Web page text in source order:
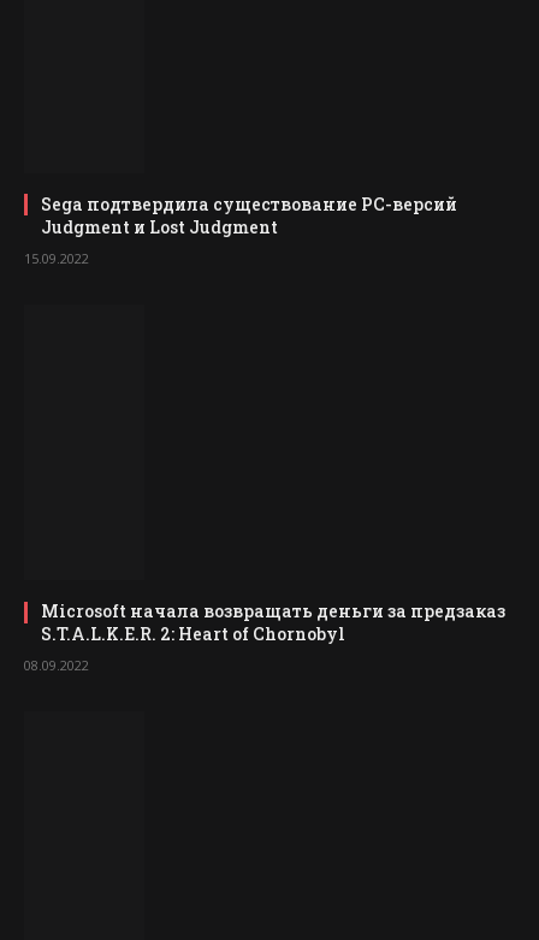
Sega подтвердила существование PC-версий
Judgment и Lost Judgment
15.09.2022
Microsoft начала возвращать деньги за предзаказ
S.T.A.L.K.E.R. 2: Heart of Chornobyl
08.09.2022